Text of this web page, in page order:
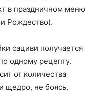
в праздничном меню
Рождество).
сациви получается
одному рецепту.
от количества
щедро, не боясь,